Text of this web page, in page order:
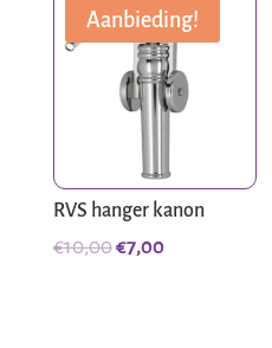
Aanbieding!
RVS hanger kanon
€10,00Oorspronkelijke
€7,00Huidige